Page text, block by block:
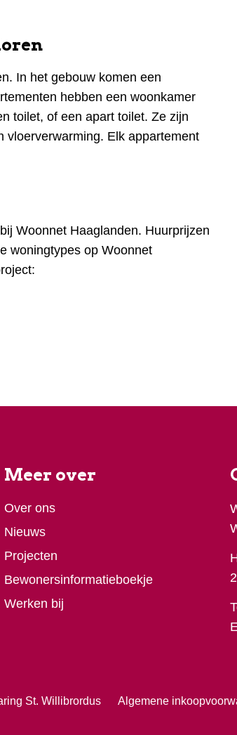
In het gebouw komen een
hebben een woonkamer
toilet, of een apart toilet. Ze zijn
vloerverwarming. Elk appartement
Woonnet Haaglanden. Huurprijzen
woningtypes op Woonnet
Meer over
Over ons
Nieuws
Projecten
Bewonersinformatieboekje
Werken bij
St. Willibrordus Algemene